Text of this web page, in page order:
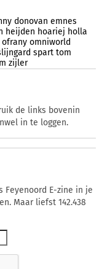
donovan emnes
heijden hoariej holla
ofrany omniworld
spart tom
zijler
de links bovenin
in te loggen.
Feyenoord E-zine in je
Maar liefst 142.438